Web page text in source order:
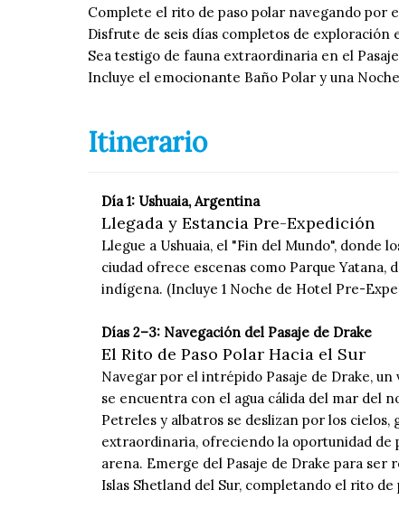
Complete el rito de paso polar navegando por
Disfrute de seis días completos de
Sea testigo de fauna extraordinaria en el
Incluye el emocionante Baño Polar y una
Itinerario
Día 1: Ushuaia, Argentina
Llegada y Estancia Pre-Expedición
Llegue a Ushuaia, el "Fin del Mundo", donde
ciudad ofrece escenas como Parque Yatana,
indígena. (Incluye 1 Noche de Hotel Pre-
Días 2–3: Navegación del Pasaje de Drake
El Rito de Paso Polar Hacia el Sur
Navegar por el intrépido Pasaje de Drake,
se encuentra con el agua cálida del mar del
Petreles y albatros se deslizan por los
extraordinaria, ofreciendo la oportunidad de
arena. Emerge del Pasaje de Drake para
Islas Shetland del Sur, completando el rito de